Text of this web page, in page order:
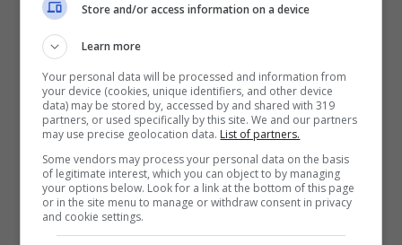
E poi si torna a Palazzo San Teodoro per un
Raffaella Modugno, testimonial Bruno Caruso
Priveé.
Store and/or access information on a device
Learn more
Your personal data will be processed and information from
your device (cookies, unique identifiers, and other device
data) may be stored by, accessed by and shared with 319
partners, or used specifically by this site. We and our partners
may use precise geolocation data. List of partners.
Some vendors may process your personal data on the basis
of legitimate interest, which you can object to by managing
your options below. Look for a link at the bottom of this page
or in the site menu to manage or withdraw consent in privacy
and cookie settings.